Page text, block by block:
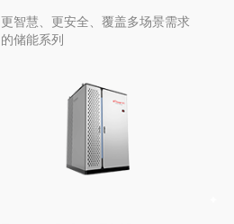
更智慧、更安全、覆盖多场景需求
的储能系列